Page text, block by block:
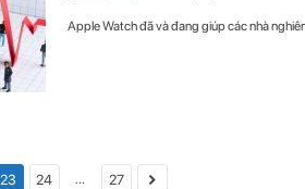
Apple Watch đã và đang giúp các nhà
23 24 ... 27